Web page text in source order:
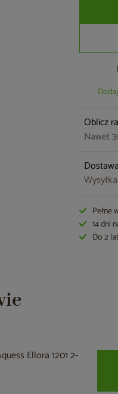
Oblicz
Nawet
Dostawa
Pełne
14 dni
Do 2
Ellora 1201 2-